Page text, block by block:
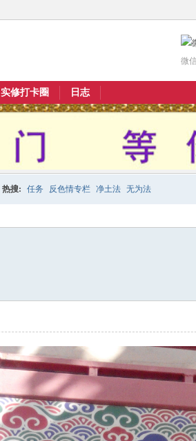
微
实修打卡圈 日志
热搜: 任务 反色情专栏 净土法 无为法